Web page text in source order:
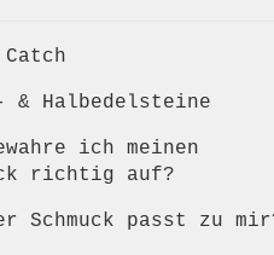
Catch
& Halbedelsteine
ich meinen
richtig auf?
Schmuck passt zu